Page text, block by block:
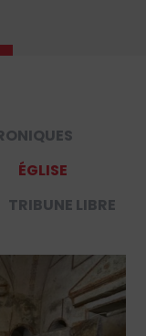
ÉGLISE
TRIBUNE LIBRE